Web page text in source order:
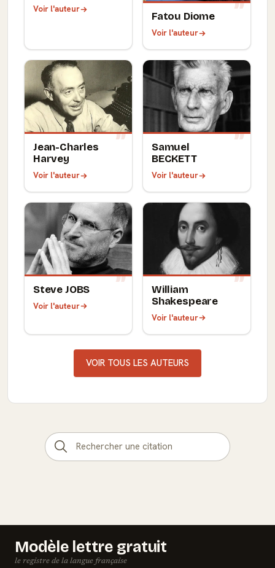
Voir l'auteur
Fatou Diome
Voir l'auteur
Jean-Charles
Harvey
Voir l'auteur
Samuel
BECKETT
Voir l'auteur
Steve JOBS
Voir l'auteur
William
Shakespeare
Voir l'auteur
VOIR TOUS LES AUTEURS
Modèle lettre gratuit
le registre de la langue française